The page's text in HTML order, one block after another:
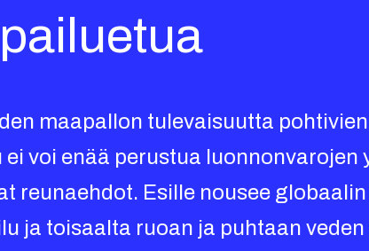
maapallon tulevaisuutta
voi enää perustua
reunaehdot. Esille nousee
ja toisaalta ruoan ja puhtaan